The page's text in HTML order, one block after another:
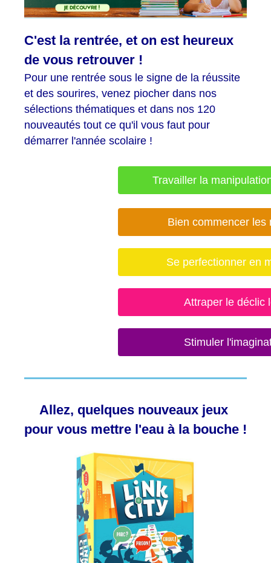
C'est la rentrée, et on est heureux
de vous retrouver !
Pour une rentrée sous le signe de la réussite
et des sourires, venez piocher dans nos
sélections thématiques et dans nos 120
nouveautés tout ce qu'il vous faut pour
démarrer l'année scolaire !
Travailler la
Bien commencer les
Se perfectionner en
Attraper le déclic
Stimuler
Allez, quelques nouveaux jeux
pour vous mettre l'eau à la bouche !